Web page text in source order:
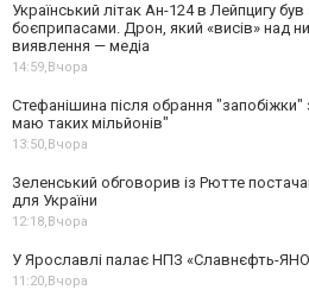
Український літак Ан-124 в Лейпцигу
боєприпасами. Дрон, який «висів» над
виявлення — медіа
14:59,Вчора
Стефанішина після обрання
маю таких мільйонів"
13:50,Вчора
Зеленський обговорив із Рютте
для України
12:18,Вчора
У Ярославлі палає НПЗ «Славнєфть-
11:20,Вчора